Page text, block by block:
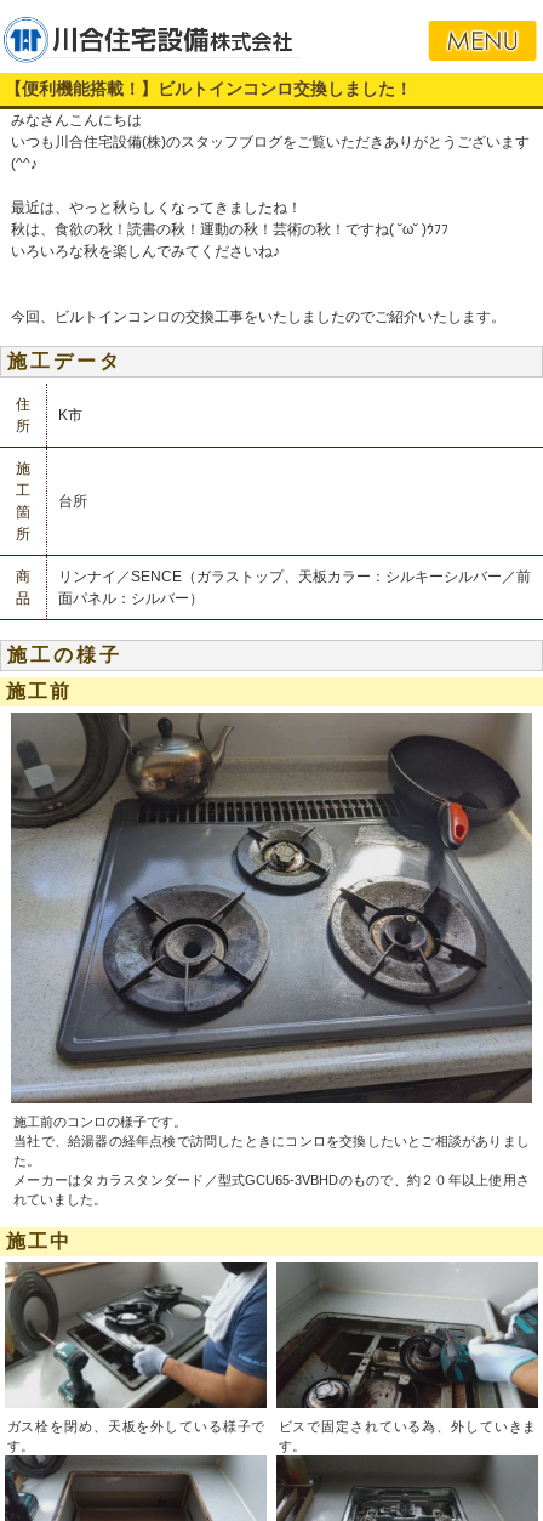
【便利機能搭載！】ビルトインコンロ交換しました！
みなさんこんにちは
いつも川合住宅設備(株)のスタッフブログをご覧いただきありがとうございます
(^^♪
最近は、やっと秋らしくなってきましたね！
秋は、食欲の秋！読書の秋！運動の秋！芸術の秋！ですね( ˘ω˘ )ｳﾌﾌ
いろいろな秋を楽しんでみてくださいね♪
今回、ビルトインコンロの交換工事をいたしましたのでご紹介いたします。
施工データ
住
所
K市
施
工
箇
所
台所
商
品
リンナイ／SENCE（ガラストップ、天板カラー：シルキーシルバー／前
面パネル：シルバー）
施工の様子
施工前
施工前のコンロの様子です。
当社で、給湯器の経年点検で訪問したときにコンロを交換したいとご相談がありまし
た。
メーカーはタカラスタンダード／型式GCU65-3VBHDのもので、約２０年以上使用さ
れていました。
施工中
ガス栓を閉め、天板を外している様子で
す。
ビスで固定されている為、外していきま
す。